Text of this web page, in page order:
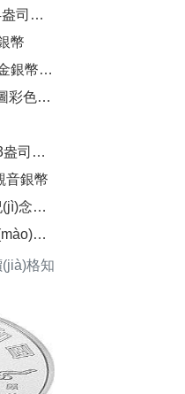
金幣
幣
彩銀幣
銀幣
銀幣
音銀幣
票銀幣
銀幣
格知